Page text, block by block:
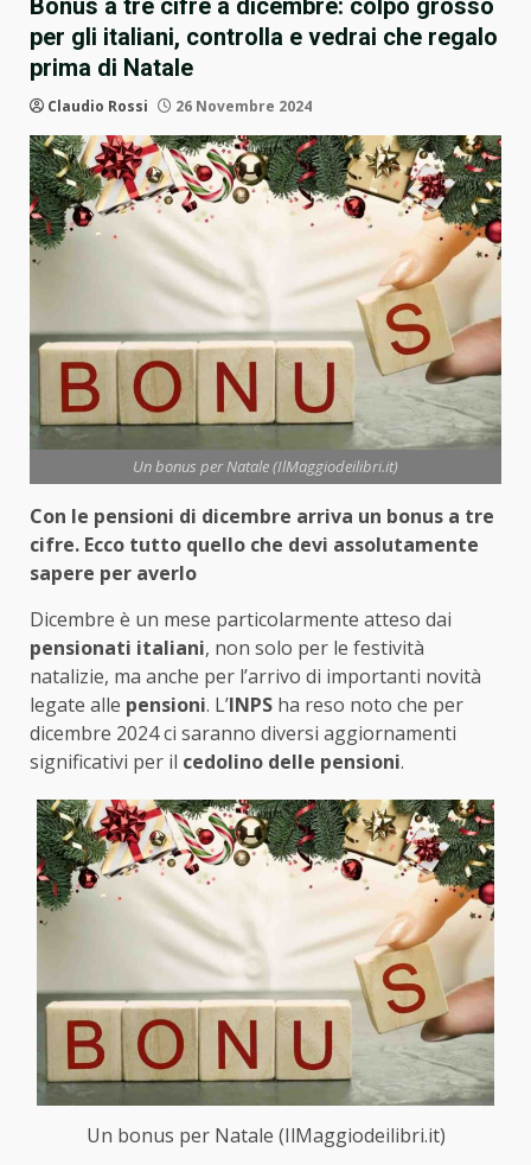
Bonus a tre cifre a dicembre: colpo grosso
per gli italiani, controlla e vedrai che regalo
prima di Natale
Claudio Rossi 26 Novembre 2024
Un bonus per Natale (IlMaggiodeilibri.it)
Con le pensioni di dicembre arriva un bonus a tre
cifre. Ecco tutto quello che devi assolutamente
sapere per averlo
Dicembre è un mese particolarmente atteso dai
pensionati italiani, non solo per le festività
natalizie, ma anche per l’arrivo di importanti novità
legate alle pensioni. L’INPS ha reso noto che per
dicembre 2024 ci saranno diversi aggiornamenti
significativi per il cedolino delle pensioni.
Un bonus per Natale (IlMaggiodeilibri.it)